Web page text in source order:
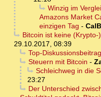
Winzig im
Amazons Market
einzigen Tag -
Bitcoin ist keine (Krypto-
29.10.2017, 08:39
Top-
Steuern mit Bitcoin -
Schleichweg in die
23:27
Der Unterschied